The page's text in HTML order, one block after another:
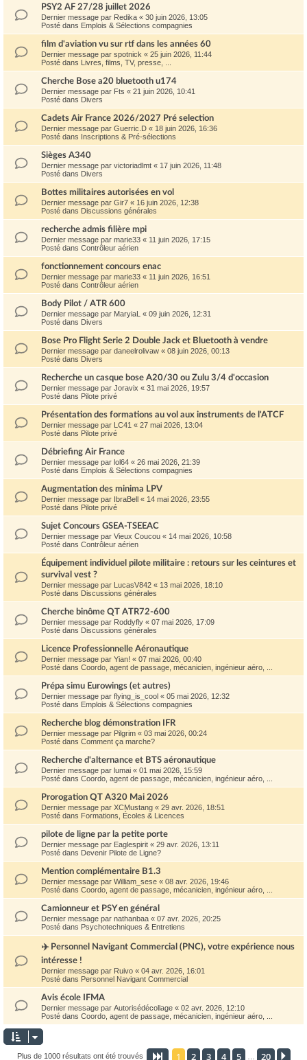
PSY2 AF 27/28 juillet 2026
Dernier message par Redika « 30 juin 2026, 13:05
Posté dans Emplois & Sélections compagnies
film d'aviation vu sur rtf dans les années 60
Dernier message par spotnick « 25 juin 2026, 11:44
Posté dans Livres, films, TV, presse, ...
Cherche Bose a20 bluetooth u174
Dernier message par Fts « 21 juin 2026, 10:41
Posté dans Divers
Cadets Air France 2026/2027 Pré selection
Dernier message par Guerric.D « 18 juin 2026, 16:36
Posté dans Inscriptions & Pré-sélections
Sièges A340
Dernier message par victoriadlmt « 17 juin 2026, 11:48
Posté dans Divers
Bottes militaires autorisées en vol
Dernier message par Gir7 « 16 juin 2026, 12:38
Posté dans Discussions générales
recherche admis filière mpi
Dernier message par marie33 « 11 juin 2026, 17:15
Posté dans Contrôleur aérien
fonctionnement concours enac
Dernier message par marie33 « 11 juin 2026, 16:51
Posté dans Contrôleur aérien
Body Pilot / ATR 600
Dernier message par MaryiaL « 09 juin 2026, 12:31
Posté dans Divers
Bose Pro Flight Serie 2 Double Jack et Bluetooth à vendre
Dernier message par daneelrolivaw « 08 juin 2026, 00:13
Posté dans Divers
Recherche un casque bose A20/30 ou Zulu 3/4 d'occasion
Dernier message par Joravix « 31 mai 2026, 19:57
Posté dans Pilote privé
Présentation des formations au vol aux instruments de l'ATCF
Dernier message par LC41 « 27 mai 2026, 13:04
Posté dans Pilote privé
Débriefing Air France
Dernier message par lol64 « 26 mai 2026, 21:39
Posté dans Emplois & Sélections compagnies
Augmentation des minima LPV
Dernier message par IbraBell « 14 mai 2026, 23:55
Posté dans Pilote privé
Sujet Concours GSEA-TSEEAC
Dernier message par Vieux Coucou « 14 mai 2026, 10:58
Posté dans Contrôleur aérien
Équipement individuel pilote militaire : retours sur les ceintures et
survival vest ?
Dernier message par LucasV842 « 13 mai 2026, 18:10
Posté dans Discussions générales
Cherche binôme QT ATR72-600
Dernier message par Roddyfly « 07 mai 2026, 17:09
Posté dans Discussions générales
Licence Professionnelle Aéronautique
Dernier message par Yian! « 07 mai 2026, 00:40
Posté dans Coordo, agent de passage, mécanicien, ingénieur aéro, ...
Prépa simu Eurowings (et autres)
Dernier message par flying_is_cool « 05 mai 2026, 12:32
Posté dans Emplois & Sélections compagnies
Recherche blog démonstration IFR
Dernier message par Pilgrim « 03 mai 2026, 00:24
Posté dans Comment ça marche?
Recherche d'alternance et BTS aéronautique
Dernier message par lumai « 01 mai 2026, 15:59
Posté dans Coordo, agent de passage, mécanicien, ingénieur aéro, ...
Prorogation QT A320 Mai 2026
Dernier message par XCMustang « 29 avr. 2026, 18:51
Posté dans Formations, Écoles & Licences
pilote de ligne par la petite porte
Dernier message par Eaglespirit « 29 avr. 2026, 13:11
Posté dans Devenir Pilote de Ligne?
Mention complémentaire B1.3
Dernier message par William_sese « 08 avr. 2026, 19:46
Posté dans Coordo, agent de passage, mécanicien, ingénieur aéro, ...
Camionneur et PSY en général
Dernier message par nathanbaa « 07 avr. 2026, 20:25
Posté dans Psychotechniques & Entretiens
✈️ Personnel Navigant Commercial (PNC), votre expérience nous
intéresse !
Dernier message par Ruivo « 04 avr. 2026, 16:01
Posté dans Personnel Navigant Commercial
Avis école IFMA
Dernier message par Autorisédécollage « 02 avr. 2026, 12:10
Posté dans Coordo, agent de passage, mécanicien, ingénieur aéro, ...
Plus de 1000 résultats ont été trouvés Page 1sur20
1 2 3 4 5 20